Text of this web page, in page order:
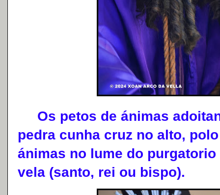
Os petos de ánimas
pedra cunha cruz no alto,
ánimas no lume do
vela (santo, rei ou bispo).